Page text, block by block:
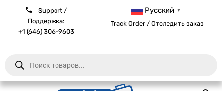
Support /
Поддержка:
+1 (646) 306-9603
Русский ▼
Track Order / Отследить заказ
Products
search